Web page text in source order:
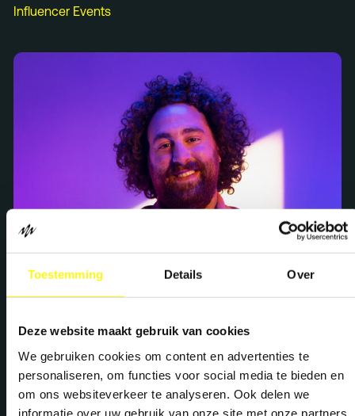
Toestemming Details Over
Deze website maakt gebruik van cookies
We gebruiken cookies om content en advertenties te
personaliseren, om functies voor social media te bieden en
om ons websiteverkeer te analyseren. Ook delen we
informatie over uw gebruik van onze site met onze partners
Influencer Events
Brand
Brand Strategy